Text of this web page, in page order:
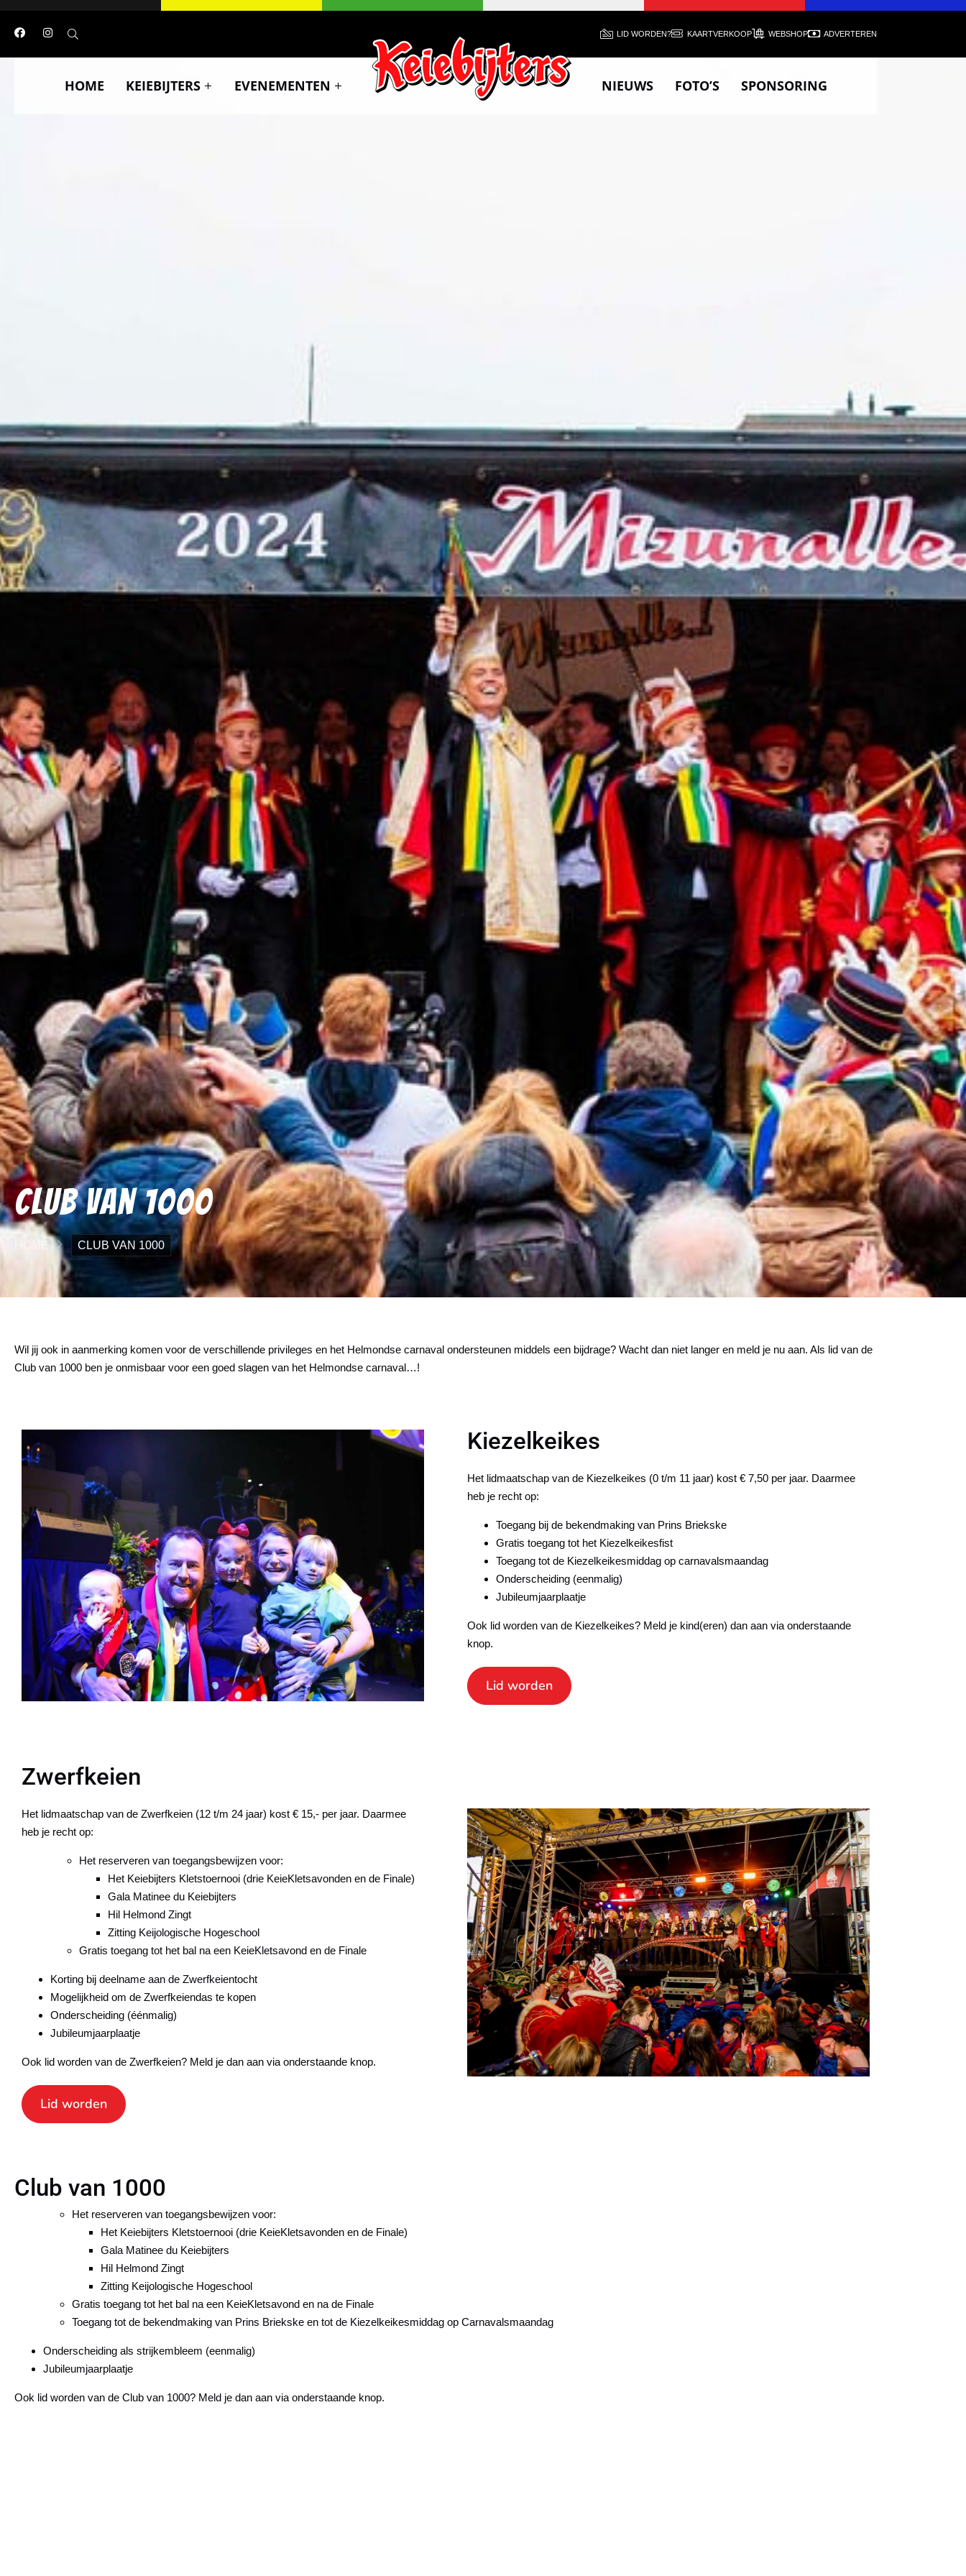
LID WORDEN? KAARTVERKOOP WEBSHOP ADVERTEREN
HOME KEIEBIJTERS EVENEMENTEN NIEUWS FOTO’S SPONSORING
Club van 1000
CLUB VAN 1000
Wil jij ook in aanmerking komen voor de verschillende privileges en het Helmondse carnaval ondersteunen middels een bijdrage? Wacht dan niet langer en meld je nu aan. Als lid van de
Club van 1000 ben je onmisbaar voor een goed slagen van het Helmondse carnaval…!
Kiezelkeikes
Het lidmaatschap van de Kiezelkeikes (0 t/m 11 jaar) kost € 7,50 per jaar. Daarmee
heb je recht op:
Toegang bij de bekendmaking van Prins Briekske
Gratis toegang tot het Kiezelkeikesfist
Toegang tot de Kiezelkeikesmiddag op carnavalsmaandag
Onderscheiding (eenmalig)
Jubileumjaarplaatje
Ook lid worden van de Kiezelkeikes? Meld je kind(eren) dan aan via onderstaande
knop.
Lid worden
Zwerfkeien
Het lidmaatschap van de Zwerfkeien (12 t/m 24 jaar) kost € 15,- per jaar. Daarmee
heb je recht op:
Het reserveren van toegangsbewijzen voor:
Het Keiebijters Kletstoernooi (drie KeieKletsavonden en de Finale)
Gala Matinee du Keiebijters
Hil Helmond Zingt
Zitting Keijologische Hogeschool
Gratis toegang tot het bal na een KeieKletsavond en de Finale
Korting bij deelname aan de Zwerfkeientocht
Mogelijkheid om de Zwerfkeiendas te kopen
Onderscheiding (éénmalig)
Jubileumjaarplaatje
Ook lid worden van de Zwerfkeien? Meld je dan aan via onderstaande knop.
Lid worden
Club van 1000
Het reserveren van toegangsbewijzen voor:
Het Keiebijters Kletstoernooi (drie KeieKletsavonden en de Finale)
Gala Matinee du Keiebijters
Hil Helmond Zingt
Zitting Keijologische Hogeschool
Gratis toegang tot het bal na een KeieKletsavond en na de Finale
Toegang tot de bekendmaking van Prins Briekske en tot de Kiezelkeikesmiddag op Carnavalsmaandag
Onderscheiding als strijkembleem (eenmalig)
Jubileumjaarplaatje
Ook lid worden van de Club van 1000? Meld je dan aan via onderstaande knop.